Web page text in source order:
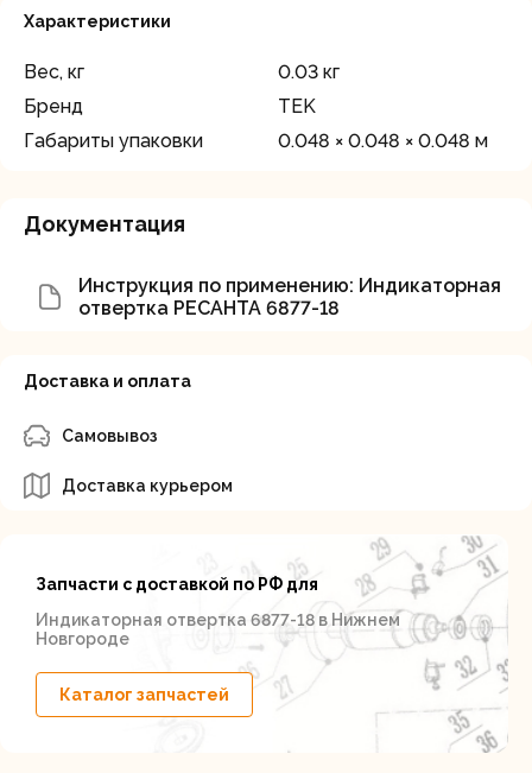
Характеристики
Вес, кг
0.03 кг
Бренд
TEK
Габариты упаковки
0.048 × 0.048 × 0.048 м
Документация
Инструкция по применению: Индикаторная
отвертка РЕСАНТА 6877-18
Доставка и оплата
Самовывоз
Доставка курьером
Запчасти с доставкой по РФ для
Индикаторная отвертка 6877-18 в Нижнем
Новгороде
Каталог запчастей